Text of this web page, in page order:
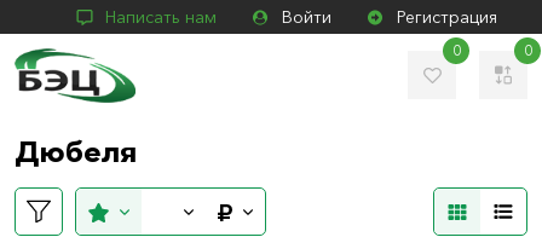
Написать нам Войти Регистрация
0 0
Дюбеля